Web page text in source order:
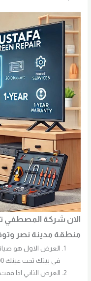
الان شركة المصطفي
منطقة مدينة نصر وتوفر
العرض الاول هو
في بيتك تحت عينك 01024856600
العرض الثاني اذا